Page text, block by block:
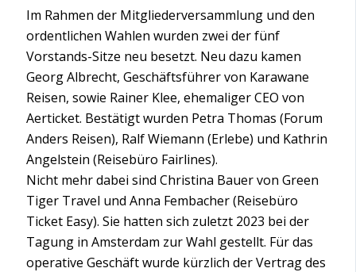
Im Rahmen der Mitgliederversammlung und den
ordentlichen Wahlen wurden zwei der fünf
Vorstands-Sitze neu besetzt. Neu dazu kamen
Georg Albrecht, Geschäftsführer von Karawane
Reisen, sowie Rainer Klee, ehemaliger CEO von
Aerticket. Bestätigt wurden Petra Thomas (Forum
Anders Reisen), Ralf Wiemann (Erlebe) und Kathrin
Angelstein (Reisebüro Fairlines).
Nicht mehr dabei sind Christina Bauer von Green
Tiger Travel und Anna Fembacher (Reisebüro
Ticket Easy). Sie hatten sich zuletzt 2023 bei der
Tagung in Amsterdam zur Wahl gestellt. Für das
operative Geschäft wurde kürzlich der Vertrag des